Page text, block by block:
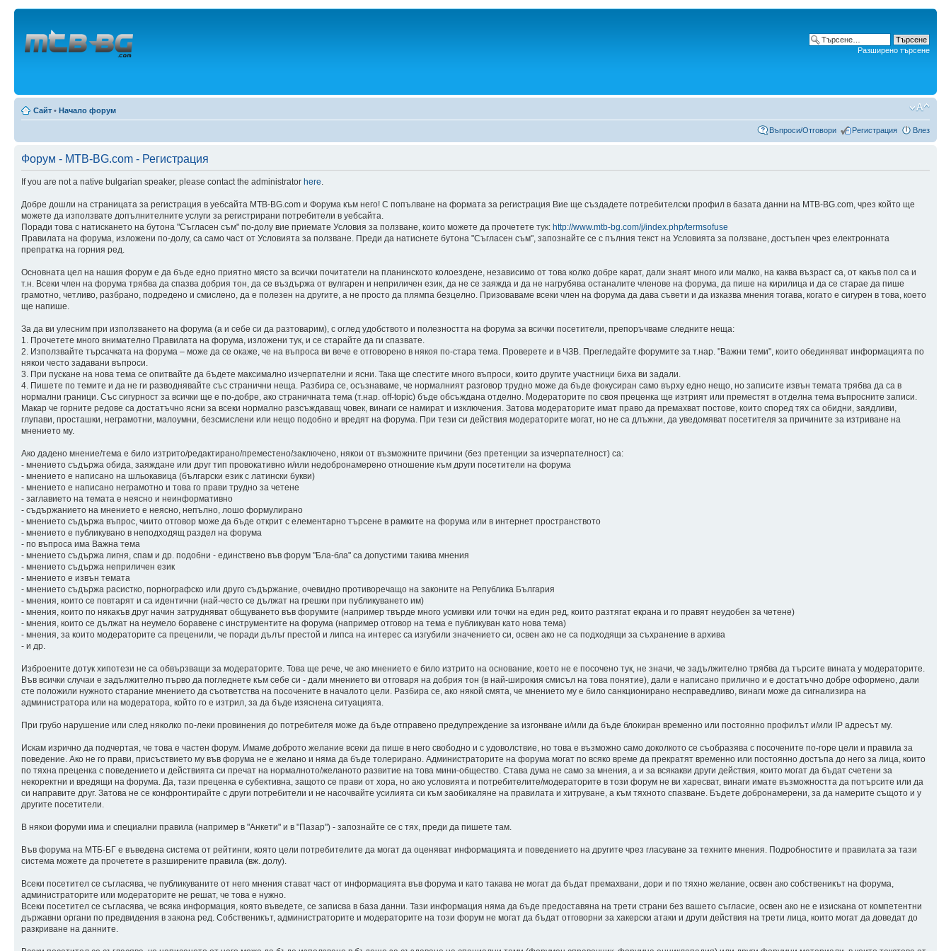
Разширено търсене
Сайт • Начало форум
Въпроси/Отговори Регистрация Влез
Форум - MTB-BG.com - Регистрация
If you are not a native bulgarian speaker, please contact the administrator here.
Добре дошли на страницата за регистрация в уебсайта MTB-BG.com и Форума към него! С попълване на формата за регистрация Вие ще създадете потребителски профил в базата данни на MTB-BG.com, чрез който ще
можете да използвате допълнителните услуги за регистрирани потребители в уебсайта.
Поради това с натискането на бутона "Съгласен съм" по-долу вие приемате Условия за ползване, които можете да прочетете тук: http://www.mtb-bg.com/j/index.php/termsofuse
Правилата на форума, изложени по-долу, са само част от Условията за ползване. Преди да натиснете бутона "Съгласен съм", запознайте се с пълния текст на Условията за ползване, достъпен чрез електронната
препратка на горния ред.
Основната цел на нашия форум е да бъде едно приятно място за всички почитатели на планинското колоездене, независимо от това колко добре карат, дали знаят много или малко, на каква възраст са, от какъв пол са и
т.н. Всеки член на форума трябва да спазва добрия тон, да се въздържа от вулгарен и неприличен език, да не се заяжда и да не нагрубява останалите членове на форума, да пише на кирилица и да се старае да пише
грамотно, четливо, разбрано, подредено и смислено, да е полезен на другите, а не просто да плямпа безцелно. Призоваваме всеки член на форума да дава съвети и да изказва мнения тогава, когато е сигурен в това, което
ще напише.
За да ви улесним при използването на форума (а и себе си да разтоварим), с оглед удобството и полезността на форума за всички посетители, препоръчваме следните неща:
1. Прочетете много внимателно Правилата на форума, изложени тук, и се старайте да ги спазвате.
2. Използвайте търсачката на форума – може да се окаже, че на въпроса ви вече е отговорено в някоя по-стара тема. Проверете и в ЧЗВ. Прегледайте форумите за т.нар. "Важни теми", които обединяват информацията по
някои често задавани въпроси.
3. При пускане на нова тема се опитвайте да бъдете максимално изчерпателни и ясни. Така ще спестите много въпроси, които другите участници биха ви задали.
4. Пишете по темите и да не ги разводнявайте със странични неща. Разбира се, осъзнаваме, че нормалният разговор трудно може да бъде фокусиран само върху едно нещо, но записите извън темата трябва да са в
нормални граници. Със сигурност за всички ще е по-добре, ако страничната тема (т.нар. off-topic) бъде обсъждана отделно. Модераторите по своя преценка ще изтрият или преместят в отделна тема въпросните записи.
Макар че горните редове са достатъчно ясни за всеки нормално разсъждаващ човек, винаги се намират и изключения. Затова модераторите имат право да премахват постове, които според тях са обидни, заядливи,
глупави, просташки, неграмотни, малоумни, безсмислени или нещо подобно и вредят на форума. При тези си действия модераторите могат, но не са длъжни, да уведомяват посетителя за причините за изтриване на
мнението му.
Ако дадено мнение/тема е било изтрито/редактирано/преместено/заключено, някои от възможните причини (без претенции за изчерпателност) са:
- мнението съдържа обида, заяждане или друг тип провокативно и/или недобронамерено отношение към други посетители на форума
- мнението е написано на шльокавица (български език с латински букви)
- мнението е написано неграмотно и това го прави трудно за четене
- заглавието на темата е неясно и неинформативно
- съдържанието на мнението е неясно, непълно, лошо формулирано
- мнението съдържа въпрос, чиито отговор може да бъде открит с елементарно търсене в рамките на форума или в интернет пространството
- мнението е публикувано в неподходящ раздел на форума
- по въпроса има Важна тема
- мнението съдържа лигня, спам и др. подобни - единствено във форум "Бла-бла" са допустими такива мнения
- мнението съдържа неприличен език
- мнението е извън темата
- мнението съдържа расистко, порнографско или друго съдържание, очевидно противоречащо на законите на Република България
- мнения, които се повтарят и са идентични (най-често се дължат на грешки при публикуването им)
- мнения, които по някакъв друг начин затрудняват общуването във форумите (например твърде много усмивки или точки на един ред, които разтягат екрана и го правят неудобен за четене)
- мнения, които се дължат на неумело боравене с инструментите на форума (например отговор на тема е публикуван като нова тема)
- мнения, за които модераторите са преценили, че поради дълъг престой и липса на интерес са изгубили значението си, освен ако не са подходящи за съхранение в архива
- и др.
Изброените дотук хипотези не са обвързващи за модераторите. Това ще рече, че ако мнението е било изтрито на основание, което не е посочено тук, не значи, че задължително трябва да търсите вината у модераторите.
Във всички случаи е задължително първо да погледнете към себе си - дали мнението ви отговаря на добрия тон (в най-широкия смисъл на това понятие), дали е написано прилично и е достатъчно добре оформено, дали
сте положили нужното старание мнението да съответства на посочените в началото цели. Разбира се, ако някой смята, че мнението му е било санкционирано несправедливо, винаги може да сигнализира на
администратора или на модератора, който го е изтрил, за да бъде изяснена ситуацията.
При грубо нарушение или след няколко по-леки провинения до потребителя може да бъде отправено предупреждение за изгонване и/или да бъде блокиран временно или постоянно профилът и/или IP адресът му.
Искам изрично да подчертая, че това е частен форум. Имаме доброто желание всеки да пише в него свободно и с удоволствие, но това е възможно само доколкото се съобразява с посочените по-горе цели и правила за
поведение. Ако не го прави, присъствието му във форума не е желано и няма да бъде толерирано. Администраторите на форума могат по всяко време да прекратят временно или постоянно достъпа до него за лица, които
по тяхна преценка с поведението и действията си пречат на нормалното/желаното развитие на това мини-общество. Става дума не само за мнения, а и за всякакви други действия, които могат да бъдат счетени за
некоректни и вредящи на форума. Да, тази преценка е субективна, защото се прави от хора, но ако условията и потребителите/модераторите в този форум не ви харесват, винаги имате възможността да потърсите или да
си направите друг. Затова не се конфронтирайте с други потребители и не насочвайте усилията си към заобикаляне на правилата и хитруване, а към тяхното спазване. Бъдете добронамерени, за да намерите същото и у
другите посетители.
В някои форуми има и специални правила (например в "Анкети" и в "Пазар") - запознайте се с тях, преди да пишете там.
Във форума на МТБ-БГ е въведена система от рейтинги, която цели потребителите да могат да оценяват информацията и поведението на другите чрез гласуване за техните мнения. Подробностите и правилата за тази
система можете да прочетете в разширените правила (вж. долу).
Всеки посетител се съгласява, че публикуваните от него мнения стават част от информацията във форума и като такава не могат да бъдат премахвани, дори и по тяхно желание, освен ако собственикът на форума,
администраторите или модераторите не решат, че това е нужно.
Всеки посетител се съгласява, че всяка информация, която въведете, се записва в база данни. Тази информация няма да бъде предоставяна на трети страни без вашето съгласие, освен ако не е изискана от компетентни
държавни органи по предвидения в закона ред. Собственикът, администраторите и модераторите на този форум не могат да бъдат отговорни за хакерски атаки и други действия на трети лица, които могат да доведат до
разкриване на данните.